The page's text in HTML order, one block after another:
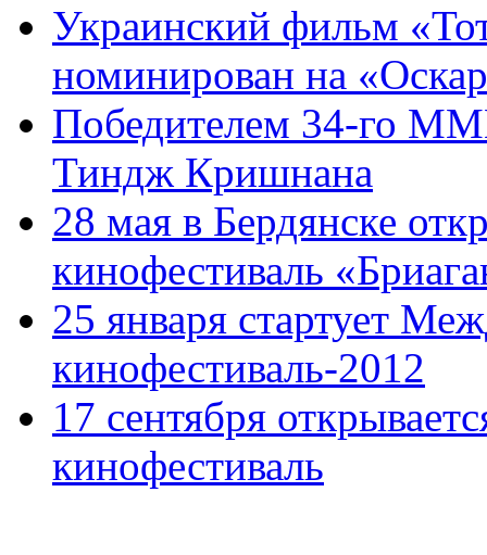
Украинский фильм
номинирован на
Победителем 34-го
Тиндж Кришнана
28 мая в Бердянске
кинофестиваль
25 января стартует
кинофестиваль-2012
17 сентября
кинофестиваль